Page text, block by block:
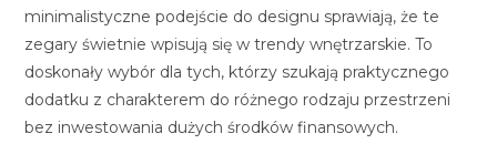
minimalistyczne podejście do designu sprawiają, że te
zegary świetnie wpisują się w trendy wnętrzarskie. To
doskonały wybór dla tych, którzy szukają praktycznego
dodatku z charakterem do różnego rodzaju przestrzeni
bez inwestowania dużych środków finansowych.